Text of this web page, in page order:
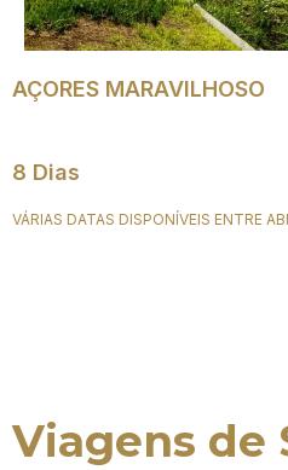
AÇORES MARAVILHOSO
8 Dias
VÁRIAS DATAS DISPONÍVEIS ENTRE
Viagens de